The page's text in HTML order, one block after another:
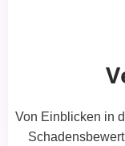
Von Einblicken in